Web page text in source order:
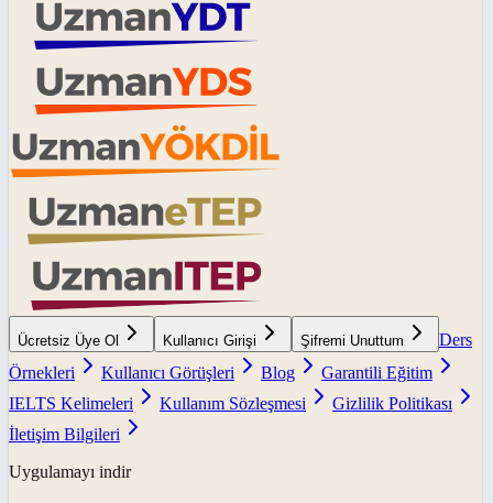
Ücretsiz Üye Ol Kullanıcı Girişi Şifremi Unuttum
Ders
Örnekleri
Kullanıcı Görüşleri Blog
Garantili Eğitim
IELTS Kelimeleri
Kullanım Sözleşmesi
Gizlilik Politikası
İletişim Bilgileri
Uygulamayı indir